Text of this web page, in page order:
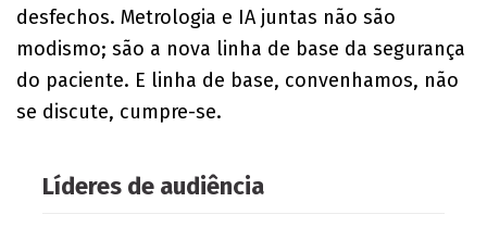
desfechos. Metrologia e IA juntas não são
modismo; são a nova linha de base da segurança
do paciente. E linha de base, convenhamos, não
se discute, cumpre-se.
Líderes de audiência